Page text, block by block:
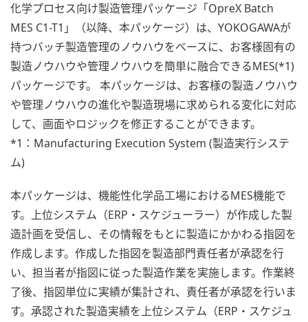
化学プロセス向け製造管理パッケージ「OpreX Batch
MES C1-T1」（以降、本パッケージ）は、YOKOGAWAが
持つバッチ製造管理のノウハウをベースに、お客様固有の
製造ノウハウや管理ノウハウを簡単に融合できるMES(*1)
パッケージです。 本パッケージは、お客様の製造ノウハウ
や管理ノウハウの進化や製造現場に求められる変化に対応
して、画面やロジックを修正することができます。
*1：Manufacturing Execution System (製造実行システ
ム)
本パッケージは、機能性化学品工場におけるMES機能で
す。上位システム（ERP・スケジューラー）が作成した製
造計画を受信し、その情報をもとに製造にかかわる指図を
作成します。作成した指図を製造部門責任者が承認を行
い、担当者が指図に従った製造作業を実施します。作業終
了後、指図単位に実績が集計され、責任者が承認を行いま
す。承認された製造実績を上位システム（ERP・スケジュ